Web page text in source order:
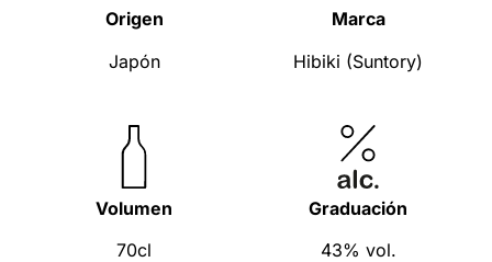
Origen
Japón
Marca
Hibiki (Suntory)
Volumen
70cl
Graduación
43% vol.